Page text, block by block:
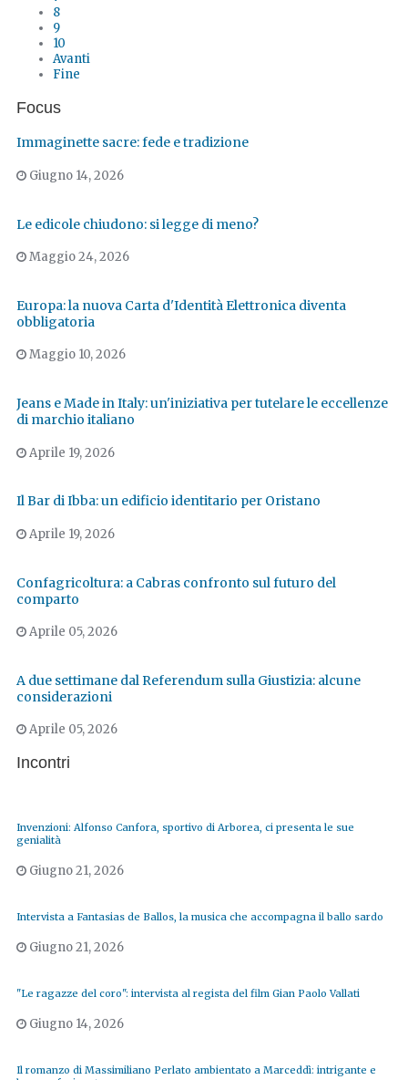
8
9
10
Avanti
Fine
Focus
Immaginette sacre: fede e tradizione
Giugno 14, 2026
Le edicole chiudono: si legge di meno?
Maggio 24, 2026
Europa: la nuova Carta d'Identità Elettronica diventa
obbligatoria
Maggio 10, 2026
Jeans e Made in Italy: un'iniziativa per tutelare le eccellenze
di marchio italiano
Aprile 19, 2026
Il Bar di Ibba: un edificio identitario per Oristano
Aprile 19, 2026
Confagricoltura: a Cabras confronto sul futuro del
comparto
Aprile 05, 2026
A due settimane dal Referendum sulla Giustizia: alcune
considerazioni
Aprile 05, 2026
Incontri
Invenzioni: Alfonso Canfora, sportivo di Arborea, ci presenta le sue
genialità
Giugno 21, 2026
Intervista a Fantasias de Ballos, la musica che accompagna il ballo sardo
Giugno 21, 2026
"Le ragazze del coro": intervista al regista del film Gian Paolo Vallati
Giugno 14, 2026
Il romanzo di Massimiliano Perlato ambientato a Marceddì: intrigante e